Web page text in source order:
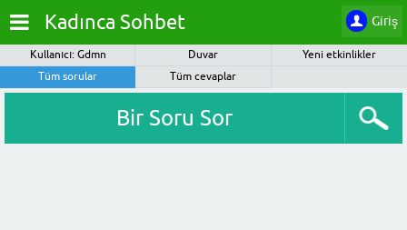
Giriş
Kadınca Sohbet
Kullanıcı: Gdmn Duvar
Yeni etkinlikler
Tüm sorular
Tüm cevaplar
Bir Soru Sor